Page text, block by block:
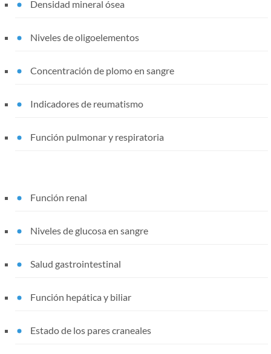
Densidad mineral ósea
Niveles de oligoelementos
Concentración de plomo en sangre
Indicadores de reumatismo
Función pulmonar y respiratoria
Función renal
Niveles de glucosa en sangre
Salud gastrointestinal
Función hepática y biliar
Estado de los pares craneales